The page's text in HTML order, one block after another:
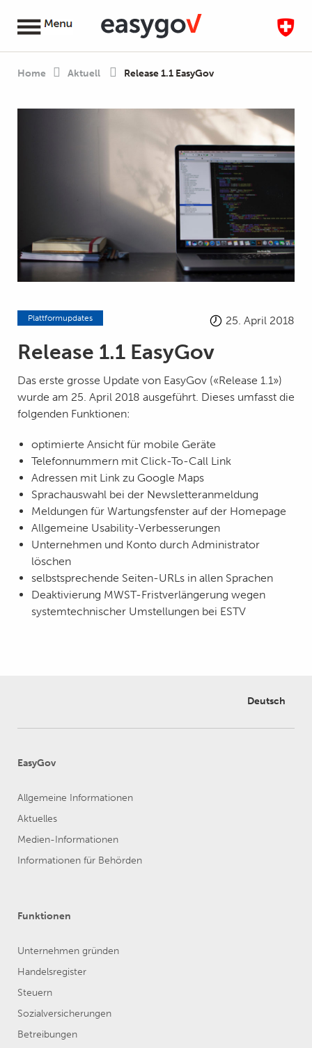
Home Aktuell Release 1.1 EasyGov
Plattformupdates 25. April 2018
Release 1.1 EasyGov
Das erste grosse Update von EasyGov («Release 1.1»)
wurde am 25. April 2018 ausgeführt. Dieses umfasst die
folgenden Funktionen:
optimierte Ansicht für mobile Geräte
Telefonnummern mit Click-To-Call Link
Adressen mit Link zu Google Maps
Sprachauswahl bei der Newsletteranmeldung
Meldungen für Wartungsfenster auf der Homepage
Allgemeine Usability-Verbesserungen
Unternehmen und Konto durch Administrator
löschen
selbstsprechende Seiten-URLs in allen Sprachen
Deaktivierung MWST-Fristverlängerung wegen
systemtechnischer Umstellungen bei ESTV
Deutsch
EasyGov
Allgemeine Informationen
Aktuelles
Medien-Informationen
Informationen für Behörden
Funktionen
Unternehmen gründen
Handelsregister
Steuern
Sozialversicherungen
Betreibungen